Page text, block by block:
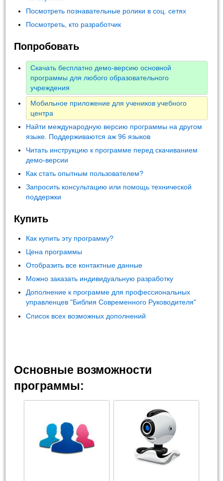
Посмотреть познавательные ролики в соц. сетях
Посмотреть, кто разработчик
Попробовать
Скачать бесплатно демо-версию основной
программы для любого образовательного
учреждения
Мобильное приложение для учеников учебного
центра
Найти международную версию программы на другом
языке. Поддерживаются аж 96 языков
Читать инструкцию к программе перед скачиванием
демо-версии
Как стать опытным пользователем?
Запросить консультацию или помощь технической
поддержки
Купить
Как купить эту программу?
Цена программы
Отобразить все контактные данные
Можно заказать индивидуальную разработку
Дополнение к программе для профессиональных
управленцев "Библия Современного Руководителя"
Список всех возможных дополнений
Основные возможности
программы: